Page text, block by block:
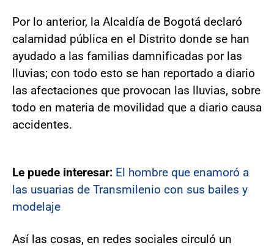
Por lo anterior, la Alcaldía de Bogotá declaró
calamidad pública en el Distrito donde se han
ayudado a las familias damnificadas por las
lluvias; con todo esto se han reportado a diario
las afectaciones que provocan las lluvias, sobre
todo en materia de movilidad que a diario causa
accidentes.
Le puede interesar: El hombre que enamoró a
las usuarias de Transmilenio con sus bailes y
modelaje
Así las cosas, en redes sociales circuló un